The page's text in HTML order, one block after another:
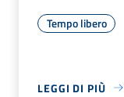
Tempo libero
LEGGI DI PIÙ